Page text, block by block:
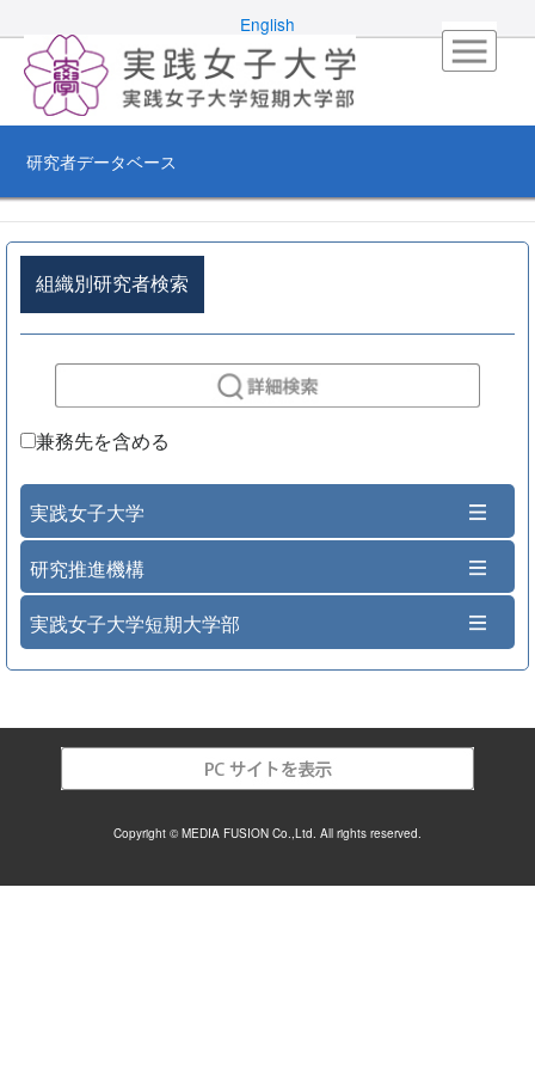
English
研究者データベース
組織別研究者検索
兼務先を含める
実践女子大学
研究推進機構
実践女子大学短期大学部
Copyright © MEDIA FUSION Co.,Ltd. All rights reserved.